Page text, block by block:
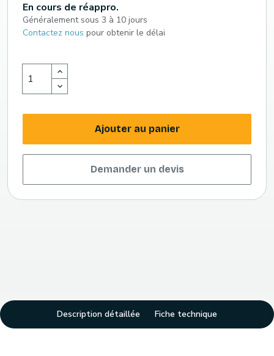
En cours de réappro.
Généralement sous 3 à 10 jours
Contactez nous pour obtenir le délai
Ajouter au panier
Demander un devis
Description détaillée Fiche technique